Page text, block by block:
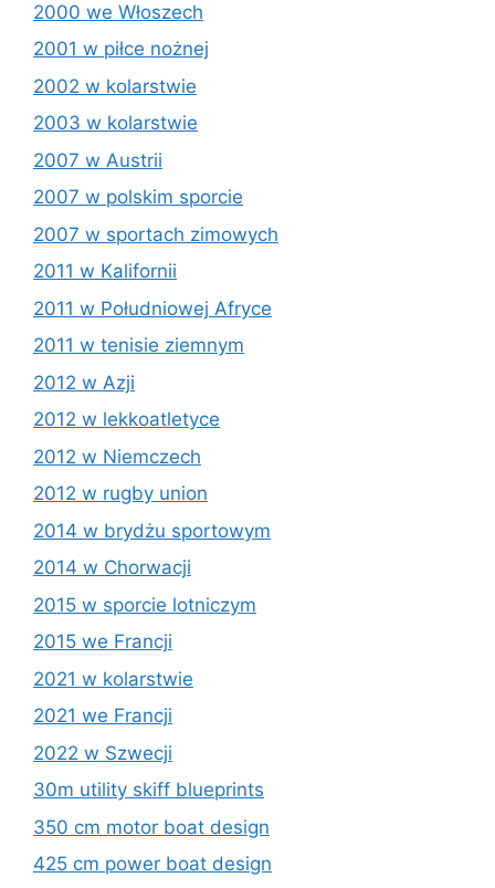
2000 we Włoszech
2001 w piłce nożnej
2002 w kolarstwie
2003 w kolarstwie
2007 w Austrii
2007 w polskim sporcie
2007 w sportach zimowych
2011 w Kalifornii
2011 w Południowej Afryce
2011 w tenisie ziemnym
2012 w Azji
2012 w lekkoatletyce
2012 w Niemczech
2012 w rugby union
2014 w brydżu sportowym
2014 w Chorwacji
2015 w sporcie lotniczym
2015 we Francji
2021 w kolarstwie
2021 we Francji
2022 w Szwecji
30m utility skiff blueprints
350 cm motor boat design
425 cm power boat design